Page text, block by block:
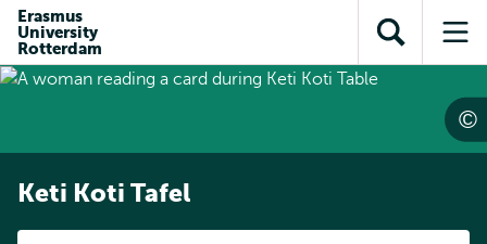
inhoud
gaan
gaan
Direct naar
subnavigatie
Erasmus
University
Rotterdam
Toon
zoekveld
Keti Koti Tafel